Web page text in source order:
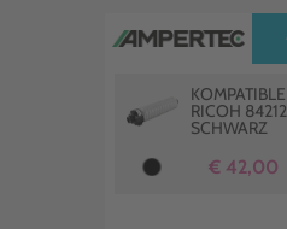
RICOH
SCHWARZ
€ 42,00